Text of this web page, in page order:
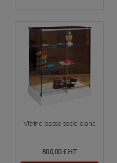
Voir plus
Vitrine basse socle blanc
800,00 € HT